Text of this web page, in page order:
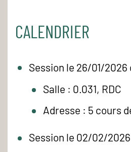
CALENDRIER
Session le 26/01/2026
Salle : 0.031, RDC
Adresse : 5 cours
Session le 02/02/